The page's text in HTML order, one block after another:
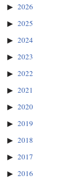
2026
2025
2024
2023
2022
2021
2020
2019
2018
2017
2016